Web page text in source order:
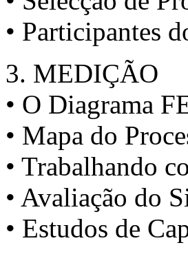
• Participantes
3. MEDIÇÃO
• O Diagrama
• Mapa do
• Trabalhando
• Avaliação do
• Estudos de